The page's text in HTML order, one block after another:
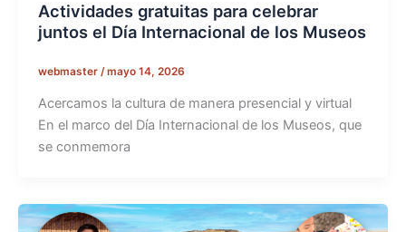
Actividades gratuitas para celebrar
juntos el Día Internacional de los Museos
webmaster /mayo 14, 2026
Acercamos la cultura de manera presencial y virtual
En el marco del Día Internacional de los Museos, que
se conmemora